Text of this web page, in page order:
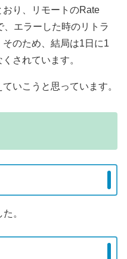
り、リモートのRate
、エラーした時のリトラ
のため、結局は1日に1
されています。
いこうと思っています。
。